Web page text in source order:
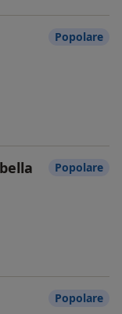
Popolare
Popolare
Popolare